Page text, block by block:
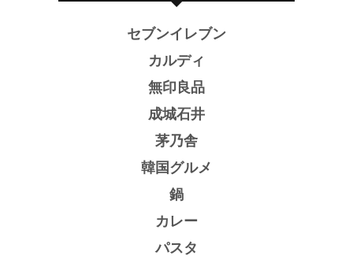
セブンイレブン
カルディ
無印良品
成城石井
茅乃舎
韓国グルメ
鍋
カレー
パスタ